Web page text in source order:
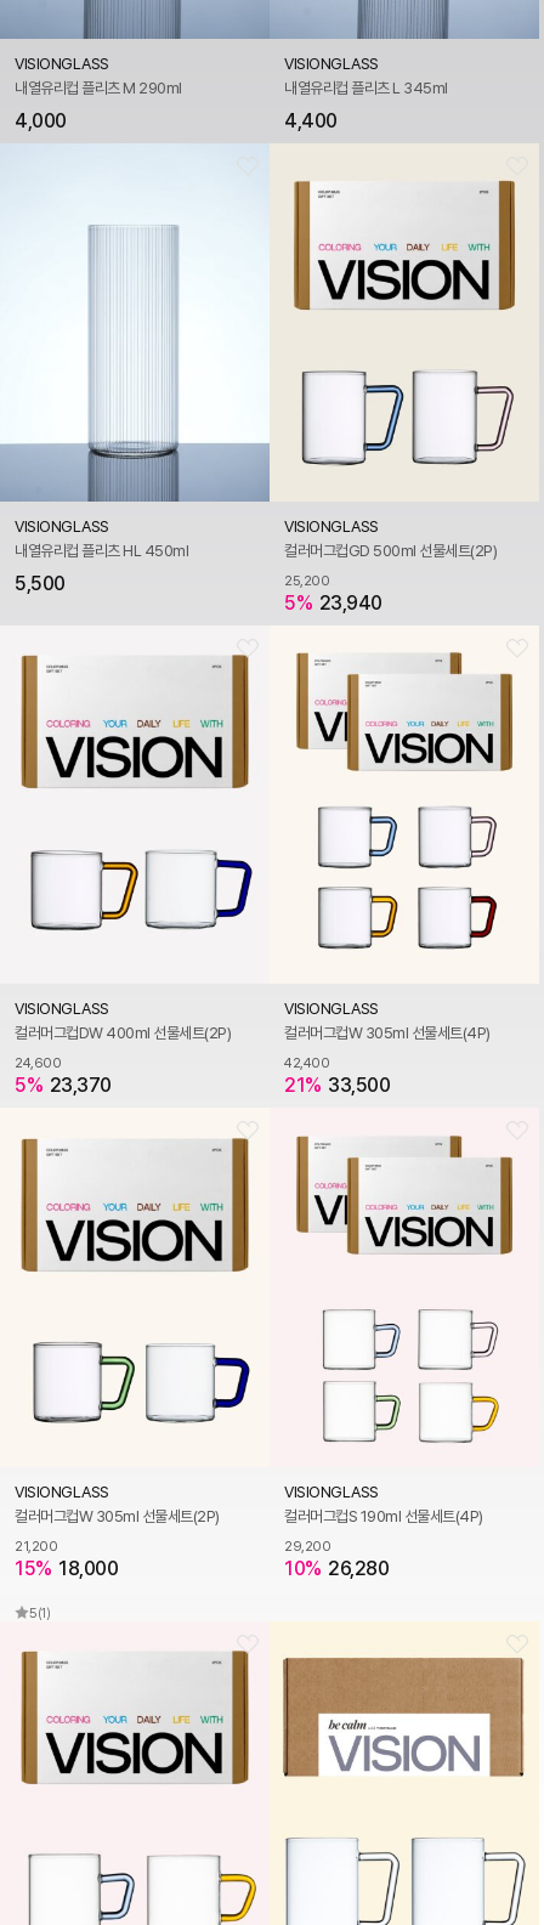
VISIONGLASS
내열유리컵 플리츠 M 290ml
4,000
VISIONGLASS
내열유리컵 플리츠 L 345ml
4,400
VISIONGLASS
내열유리컵 플리츠 HL 450ml
5,500
VISIONGLASS
컬러머그컵GD 500ml 선물세트(2P)
25,200
5% 23,940
VISIONGLASS
컬러머그컵DW 400ml 선물세트(2P)
24,600
5% 23,370
VISIONGLASS
컬러머그컵W 305ml 선물세트(4P)
42,400
21% 33,500
VISIONGLASS
컬러머그컵W 305ml 선물세트(2P)
21,200
15% 18,000
5(1)
VISIONGLASS
컬러머그컵S 190ml 선물세트(4P)
29,200
10% 26,280